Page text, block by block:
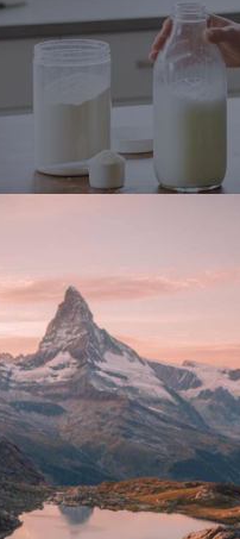
seine Herkunft zu
Seite ergänzt
stammt, wie es
den Sport machen.